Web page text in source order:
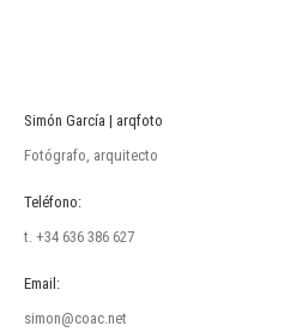
Simón García | arqfoto
Fotógrafo, arquitecto
Teléfono:
t. +34 636 386 627
Email:
simon@coac.net